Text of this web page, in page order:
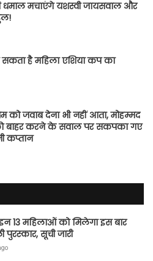
धमाल मचाएंगे यशस्वी जायसवाल और
सकता है महिला एशिया कप का
को जवाब देना भी नहीं आता, मोहम्मद
बाहर करने के सवाल पर सकपका गए
कप्तान
इन 13 महिलाओं को मिलेगा इस बार
पुरस्कार, सूची जारी